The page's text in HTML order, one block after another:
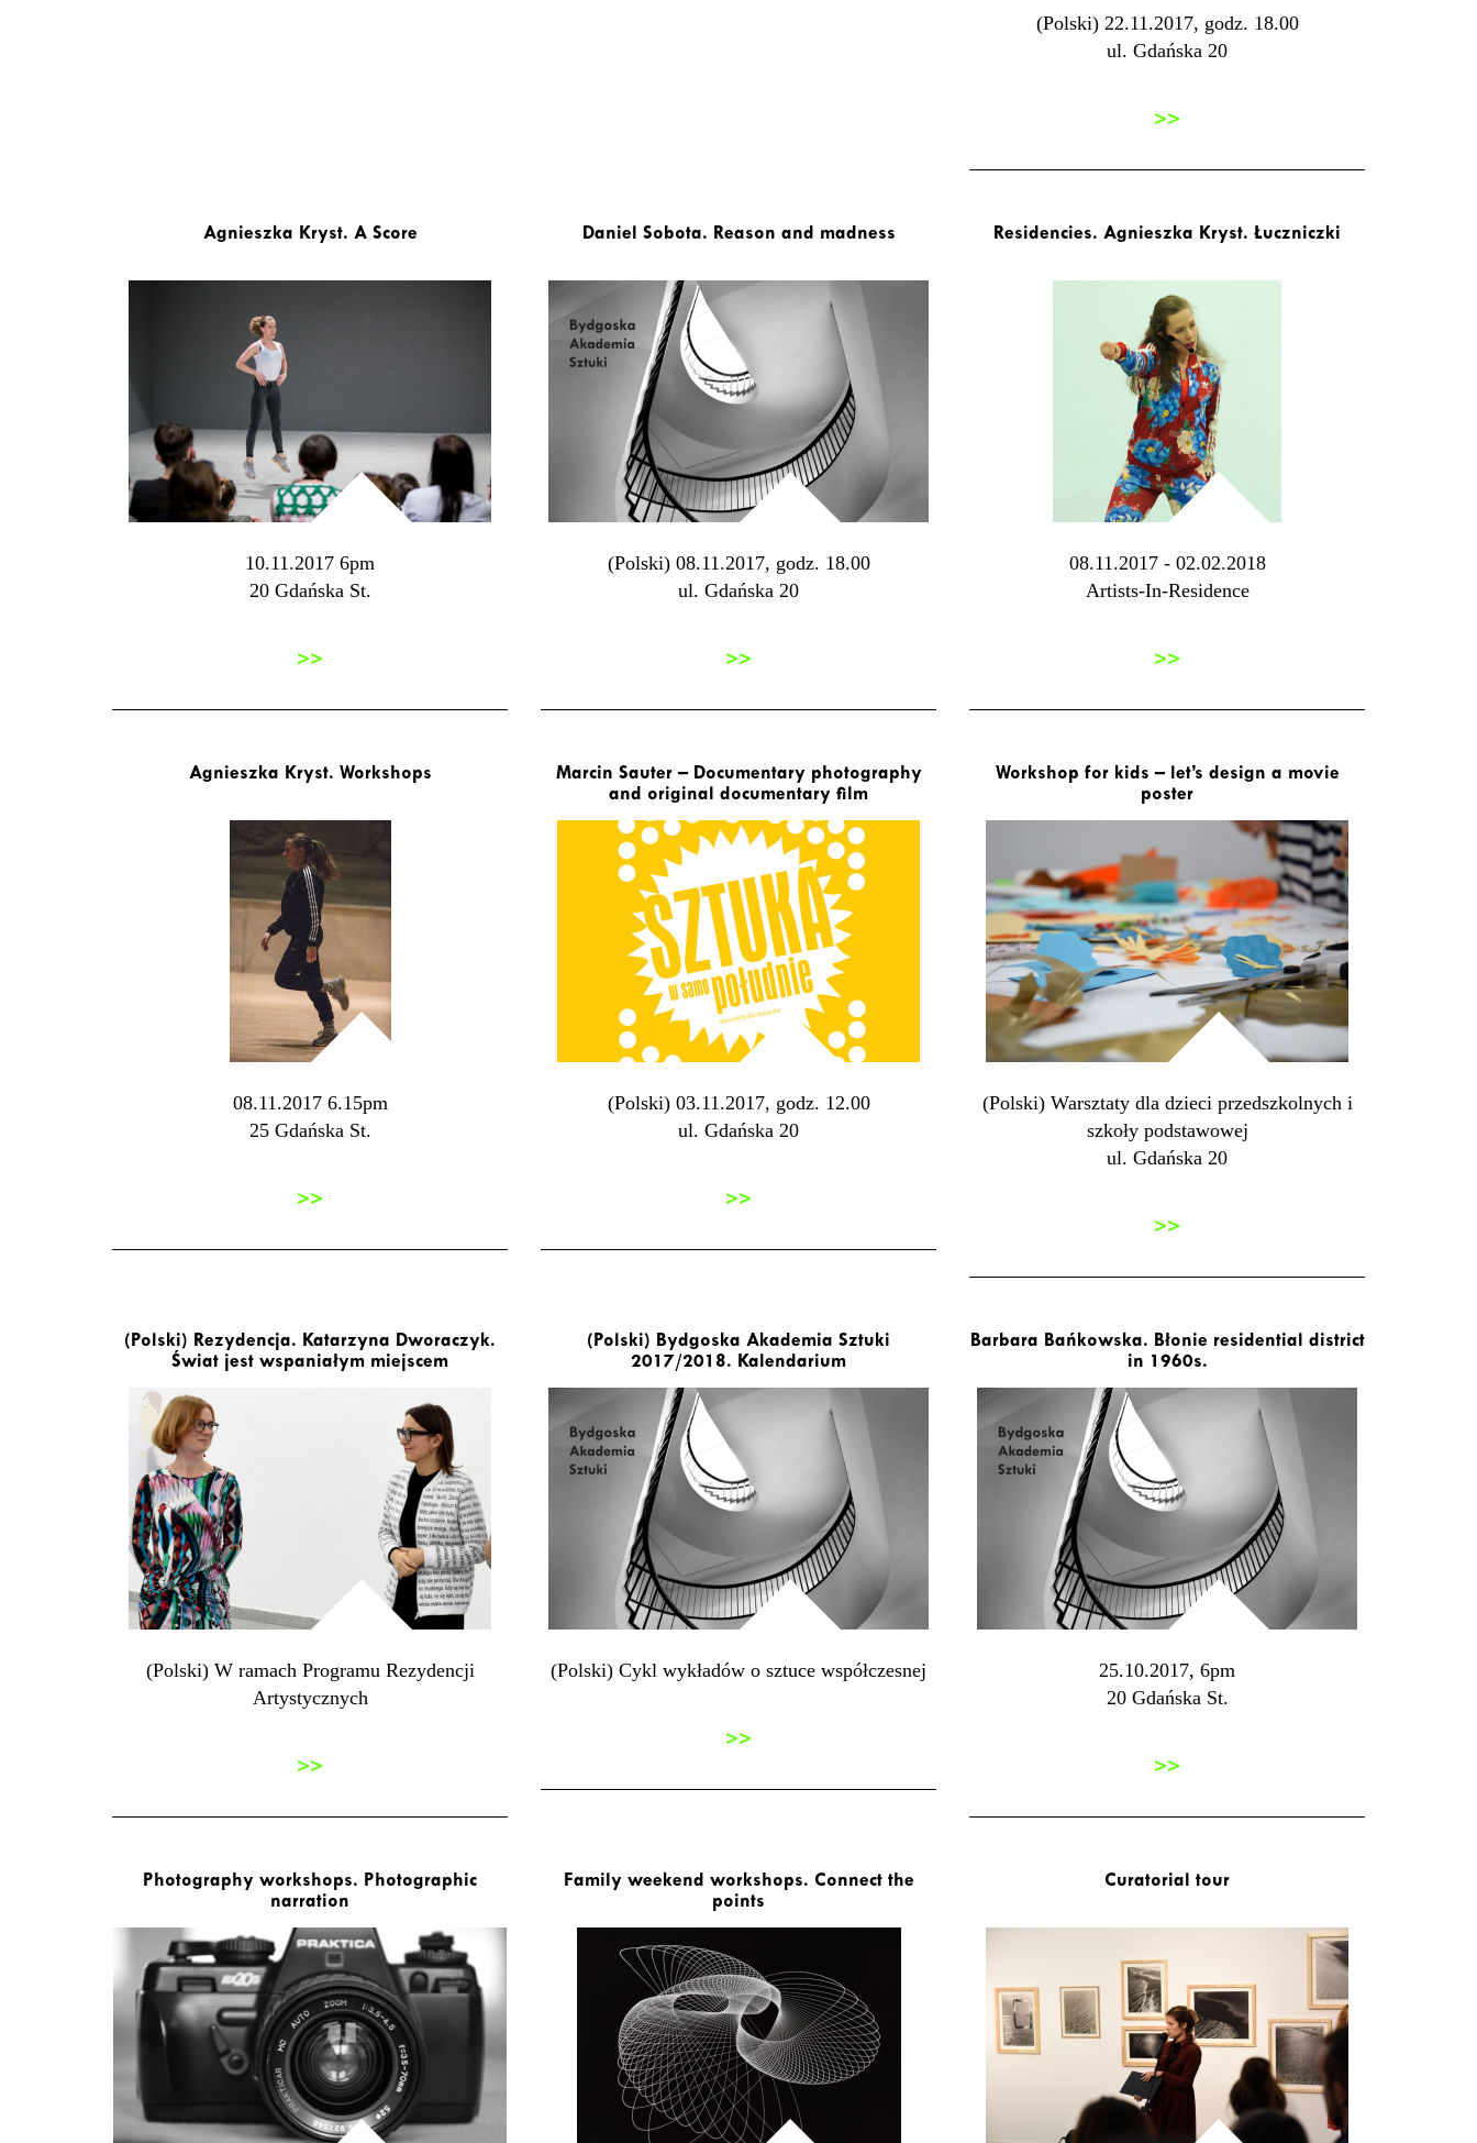
(Polski) 22.11.2017, godz. 18.00
ul. Gdańska 20
>>
Agnieszka Kryst. A Score
10.11.2017 6pm
20 Gdańska St.
>>
Daniel Sobota. Reason and madness
(Polski) 08.11.2017, godz. 18.00
ul. Gdańska 20
>>
Residencies. Agnieszka Kryst. Łuczniczki
08.11.2017 - 02.02.2018
Artists-In-Residence
>>
Agnieszka Kryst. Workshops
08.11.2017 6.15pm
25 Gdańska St.
>>
Marcin Sauter – Documentary photography
and original documentary film
(Polski) 03.11.2017, godz. 12.00
ul. Gdańska 20
>>
Workshop for kids – let’s design a movie
poster
(Polski) Warsztaty dla dzieci przedszkolnych i
szkoły podstawowej
ul. Gdańska 20
>>
(Polski) Rezydencja. Katarzyna Dworaczyk.
Świat jest wspaniałym miejscem
(Polski) W ramach Programu Rezydencji
Artystycznych
>>
(Polski) Bydgoska Akademia Sztuki
2017/2018. Kalendarium
(Polski) Cykl wykładów o sztuce współczesnej
>>
Barbara Bańkowska. Błonie residential district
in 1960s.
25.10.2017, 6pm
20 Gdańska St.
>>
Photography workshops. Photographic
narration
Family weekend workshops. Connect the
points
Curatorial tour